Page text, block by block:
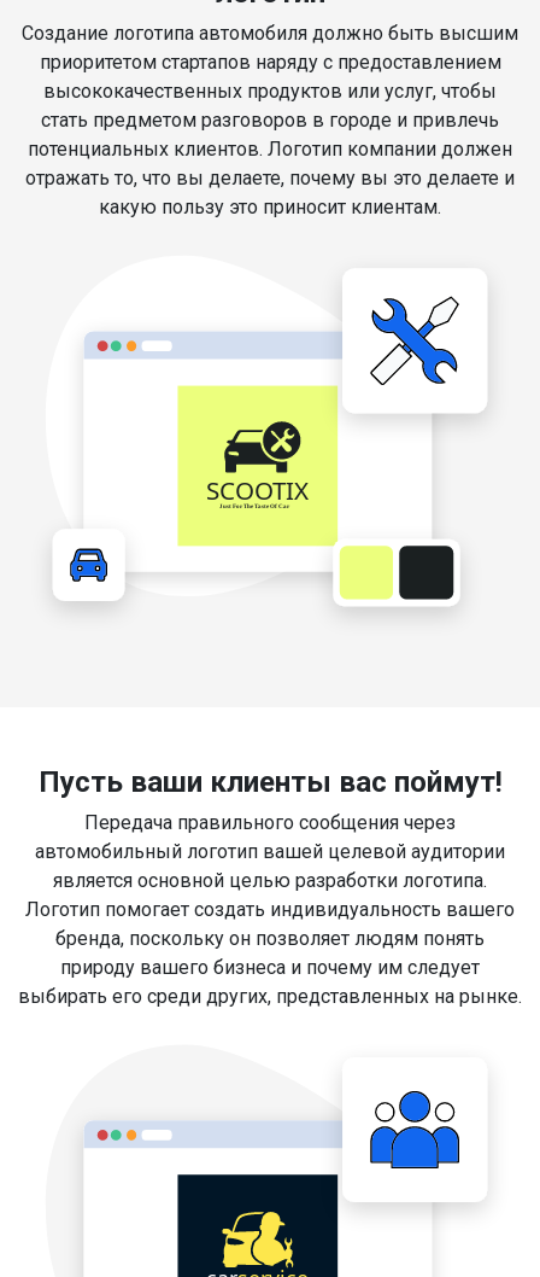
Создание логотипа автомобиля должно быть высшим
приоритетом стартапов наряду с предоставлением
высококачественных продуктов или услуг, чтобы
стать предметом разговоров в городе и привлечь
потенциальных клиентов. Логотип компании должен
отражать то, что вы делаете, почему вы это делаете и
какую пользу это приносит клиентам.
Пусть ваши клиенты вас поймут!
Передача правильного сообщения через
автомобильный логотип вашей целевой аудитории
является основной целью разработки логотипа.
Логотип помогает создать индивидуальность вашего
бренда, поскольку он позволяет людям понять
природу вашего бизнеса и почему им следует
выбирать его среди других, представленных на рынке.